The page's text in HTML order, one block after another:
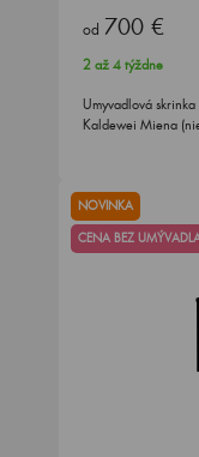
od 700 €
2 až 4 týždne
Umyvadlová
Kaldewei Miena
NOVINKA
CENA BEZ